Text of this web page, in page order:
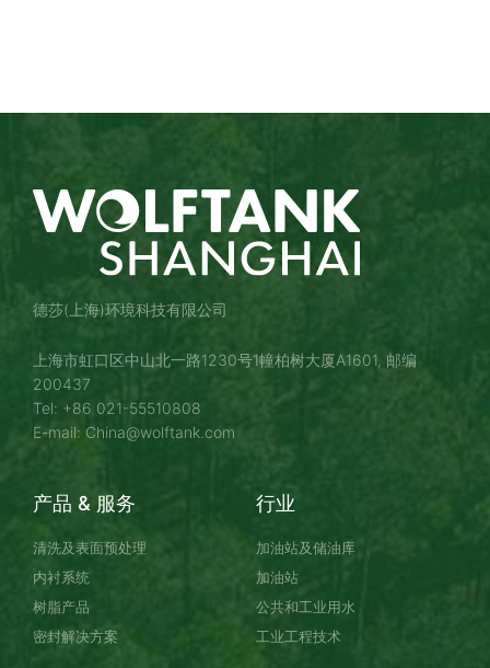
德莎(上海)环境科技有限公司
上海市虹口区中山北一路1230号1幢柏树大厦A1601, 邮编
200437
Tel: +86 021-55510808
E-mail: China@wolftank.com
产品 & 服务
清洗及表面预处理
内衬系统
树脂产品
密封解决方案
行业
加油站及储油库
加油站
公共和工业用水
工业工程技术